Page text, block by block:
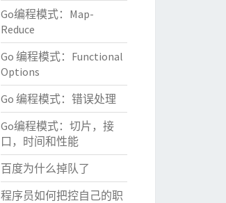
Go编程模式：Map-
Reduce
Go 编程模式：Functional
Options
Go 编程模式：错误处理
Go编程模式：切片，接
口，时间和性能
百度为什么掉队了
程序员如何把控自己的职